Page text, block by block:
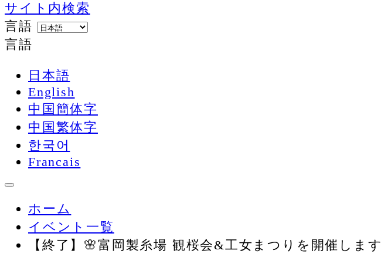
サイト内検索
言語
言語
日本語
English
中国簡体字
中国繁体字
한국어
Francais
ホーム
イベント一覧
【終了】🌸富岡製糸場 観桜会&工女まつりを開催します